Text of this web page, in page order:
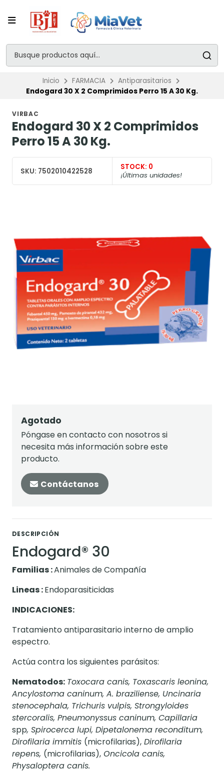
Inicio FARMACIA
Antiparasitarios
Endogard 30 X 2 Comprimidos Perro 15 A 30 Kg.
VIRBAC
Endogard 30 X 2 Comprimidos
Perro 15 A 30 Kg.
SKU: 7502010422528 STOCK: 0
¡Últimas unidades!
Agotado
Póngase en contacto con nosotros si
necesita más información sobre este
producto.
Contáctanos
DESCRIPCIÓN
Endogard® 30
Familias :Animales de Compañía
Lineas :Endoparasiticidas
INDICACIONES:
Tratamiento antiparasitario interno de amplio
espectro.
Actúa contra los siguientes parásitos:
Nematodos: Toxocara canis, Toxascaris leonina,
Ancylostoma caninum, A. braziliense, Uncinaria
stenocephala, Trichuris vulpis, Strongyloides
stercoralis, Pneumonyssus caninum, Capillaria
spp, Spirocerca lupi, Dipetalonema reconditum,
Dirofilaria immitis (microfilarias), Dirofilaria
repens, (microfilarias), Oncicola canis,
Physaloptera canis.